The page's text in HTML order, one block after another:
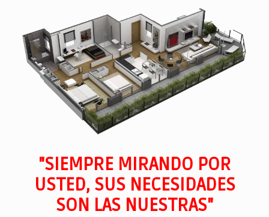
"SIEMPRE MIRANDO POR
USTED, SUS NECESIDADES
SON LAS NUESTRAS"